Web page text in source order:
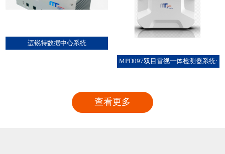
迈锐特数据中心系统
MPD097双目雷视一体检测器系统:
查看更多